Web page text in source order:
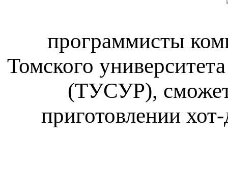
программисты
Томского
(ТУСУР), сможет
приготовлении